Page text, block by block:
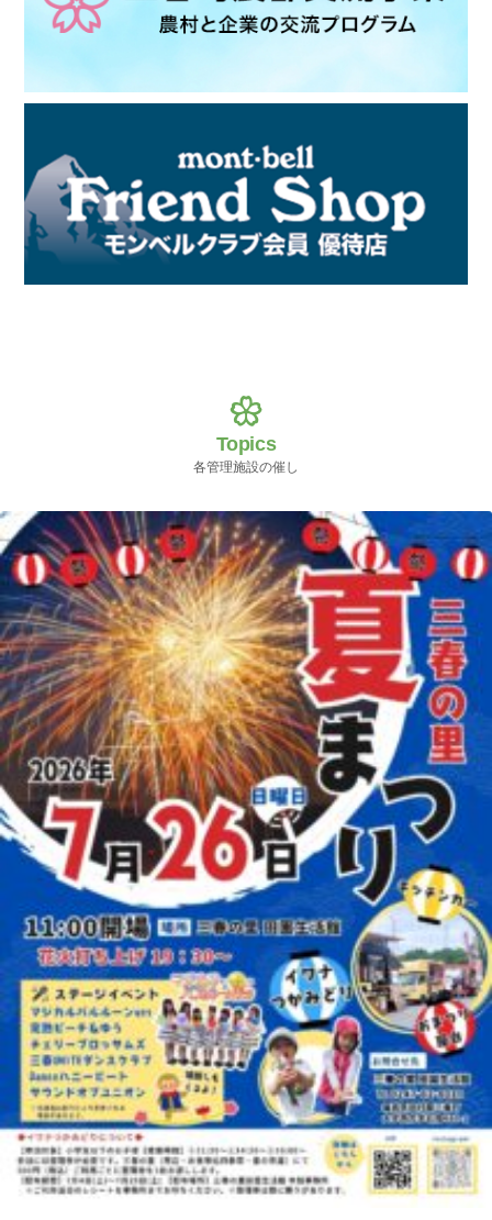
Topics
各管理施設の催し